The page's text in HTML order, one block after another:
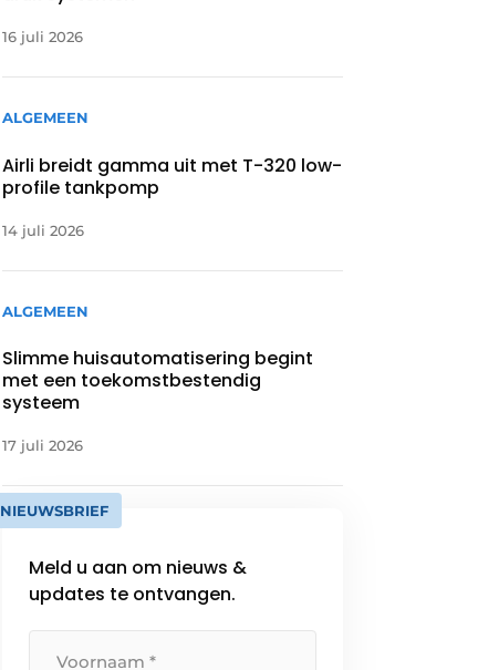
16 juli 2026
ALGEMEEN
Airli breidt gamma uit met T-320 low-
profile tankpomp
14 juli 2026
ALGEMEEN
Slimme huisautomatisering begint
met een toekomstbestendig
systeem
17 juli 2026
NIEUWSBRIEF
Meld u aan om nieuws &
updates te ontvangen.